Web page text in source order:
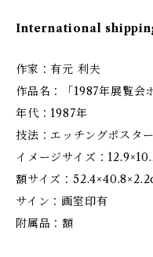
International
作家：有元 利夫
作品名：「1987年展覧会
年代：1987年
技法：エッチングポスタ
イメージサイズ：
額サイズ：
サイン：画室印有
附属品：額